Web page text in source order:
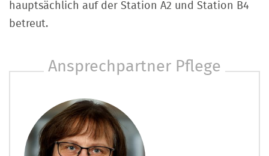
hauptsächlich auf der Station A2 und Station B4
betreut.
Ansprechpartner Pflege